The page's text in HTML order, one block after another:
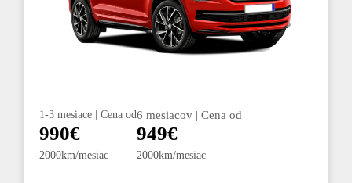
1-3 mesiace | Cena od
990€
2000km/mesiac
6 mesiacov | Cena od
949€
2000km/mesiac